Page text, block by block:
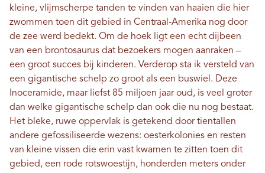
kleine, vlijmscherpe tanden te vinden van haaien die hier
zwommen toen dit gebied in Centraal-Amerika nog door
de zee werd bedekt. ​​Om de hoek ligt een echt dijbeen
van een brontosaurus dat bezoekers mogen aanraken –
een groot succes bij kinderen. Verderop sta ik versteld van
een gigantische schelp zo groot als een buswiel. Deze
Inoceramide, maar liefst 85 miljoen jaar oud, is veel groter
dan welke gigantische schelp dan ook die nu nog bestaat.
Het bleke, ruwe oppervlak is getekend door tientallen
andere gefossiliseerde wezens: oesterkolonies en resten
van kleine vissen die erin vast kwamen te zitten toen dit
gebied, een rode rotswoestijn, honderden meters onder